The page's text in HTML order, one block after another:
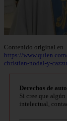
Contenido original en
https://
christian-nodal-y-
Derechos de
Si cree que
intelectual,